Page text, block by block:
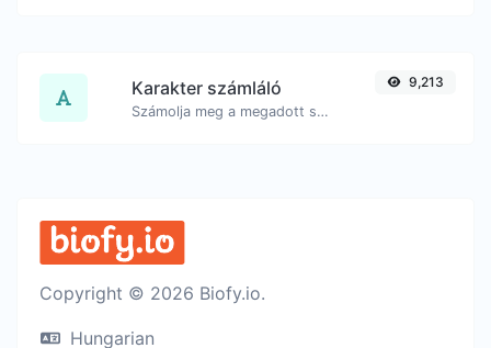
Karakter számláló
Számolja meg a megadott szöveg karaktereinek és szavainak számát.
9,213
Copyright © 2026 Biofy.io.
Hungarian